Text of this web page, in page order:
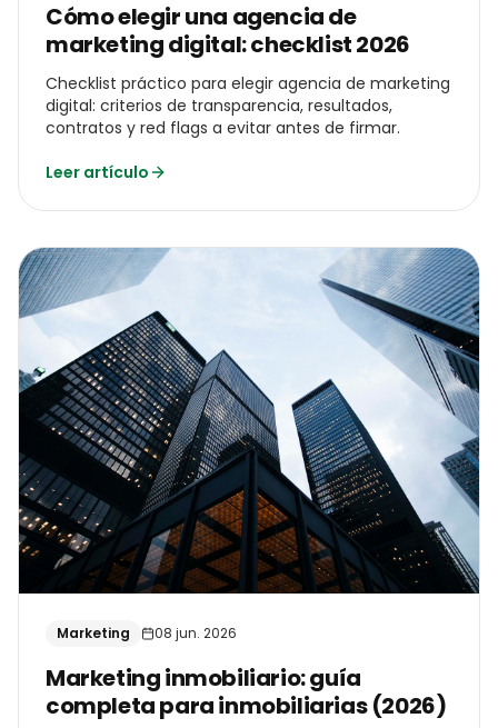
Cómo elegir una agencia de
marketing digital: checklist 2026
Checklist práctico para elegir agencia de marketing
digital: criterios de transparencia, resultados,
contratos y red flags a evitar antes de firmar.
Leer artículo
Marketing 08 jun. 2026
Marketing inmobiliario: guía
completa para inmobiliarias (2026)